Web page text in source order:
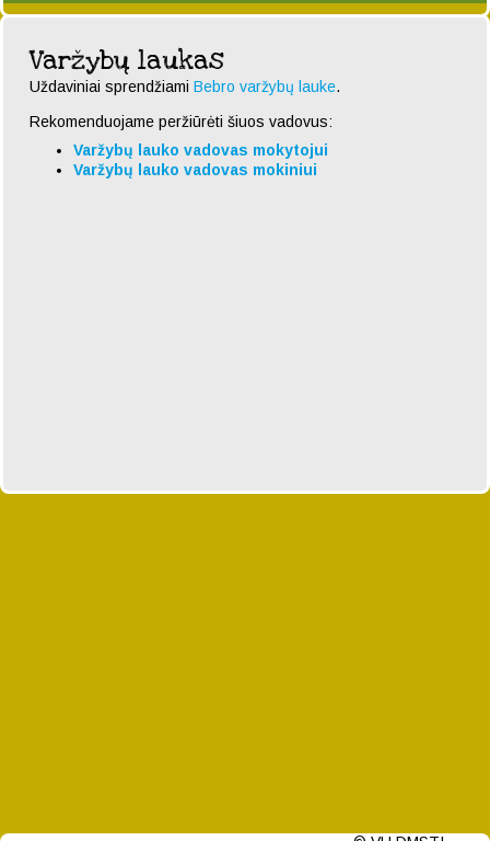
Varžybų laukas
Uždaviniai sprendžiami Bebro varžybų lauke.
Rekomenduojame peržiūrėti šiuos vadovus:
Varžybų lauko vadovas mokytojui
Varžybų lauko vadovas mokiniui